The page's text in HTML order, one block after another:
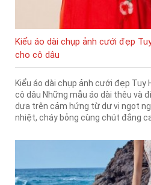
Kiểu áo dài chụp ảnh cưới đẹp
cho cô dâu
Kiểu áo dài chụp ảnh cưới đẹp Tuy
cô dâu Những mẫu áo dài thêu và
dựa trên cảm hứng từ dư vị ngọt
nhiệt, cháy bỏng cùng chút đắng